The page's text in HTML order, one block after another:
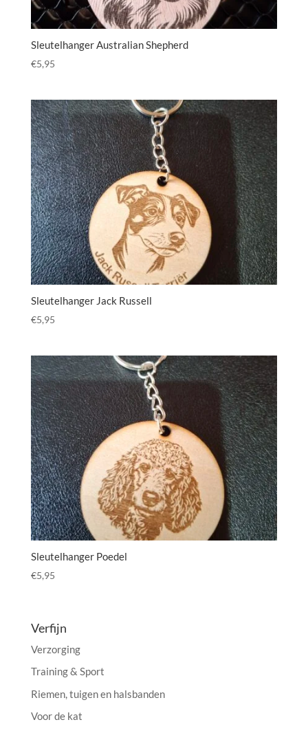
Sleutelhanger Australian Shepherd
€5,95
Sleutelhanger Jack Russell
€5,95
Sleutelhanger Poedel
€5,95
Verfijn
Verzorging
Training & Sport
Riemen, tuigen en halsbanden
Voor de kat